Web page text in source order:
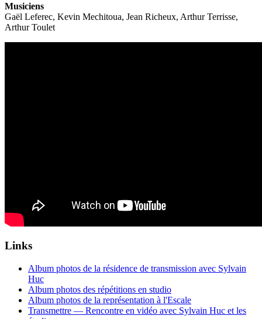
Musiciens
Gaël Leferec, Kevin Mechitoua, Jean Richeux, Arthur Terrisse,
Arthur Toulet
Links
Album photos de la résidence de transmission avec Sylvain
Huc
Album photos des répétitions en studio
Album photos de la représentation à l'Escale
Transmettre — Rencontre en vidéo avec Sylvain Huc et les